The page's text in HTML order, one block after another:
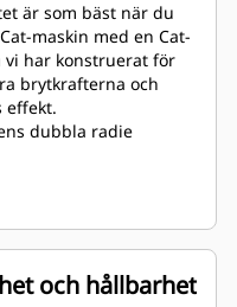
är som bäst när du
maskin med en Cat-
vi har konstruerat för
brytkrafterna och
effekt.
dubbla radie
att skopans
släpar, vilket minskar
under
skoporna är
och hållbarhet